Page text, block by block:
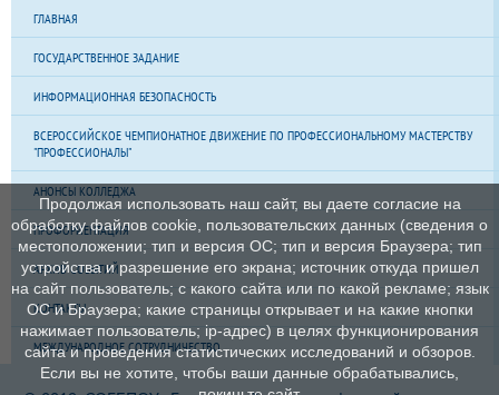
ГЛАВНАЯ
ГОСУДАРСТВЕННОЕ ЗАДАНИЕ
ИНФОРМАЦИОННАЯ БЕЗОПАСНОСТЬ
ВСЕРОССИЙСКОЕ ЧЕМПИОНАТНОЕ ДВИЖЕНИЕ ПО ПРОФЕССИОНАЛЬНОМУ МАСТЕРСТВУ
"ПРОФЕССИОНАЛЫ"
АНОНСЫ КОЛЛЕДЖА
ПРОФОРИЕНТАЦИЯ
АРХИВ СОБЫТИЙ
КОНТАКТЫ
МЕЖДУНАРОДНОЕ СОТРУДНИЧЕСТВО
Продолжая использовать наш сайт, вы даете согласие на
обработку файлов cookie, пользовательских данных (сведения о
местоположении; тип и версия ОС; тип и версия Браузера; тип
устройства и разрешение его экрана; источник откуда пришел
на сайт пользователь; с какого сайта или по какой рекламе; язык
ОС и Браузера; какие страницы открывает и на какие кнопки
нажимает пользователь; ip-адрес) в целях функционирования
сайта и проведения статистических исследований и обзоров.
Если вы не хотите, чтобы ваши данные обрабатывались,